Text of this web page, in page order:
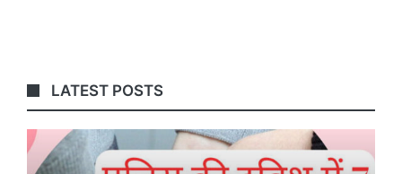
LATEST POSTS